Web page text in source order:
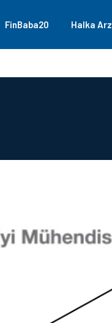
FinBaba20 Halka Arz